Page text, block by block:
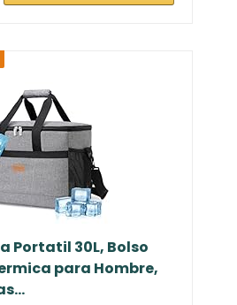
Portatil 30L, Bolso
para Hombre,